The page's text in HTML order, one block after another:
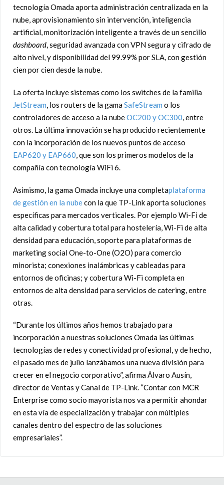
tecnología Omada aporta administración centralizada en la
nube, aprovisionamiento sin intervención, inteligencia
artificial, monitorización inteligente a través de un sencillo
dashboard, seguridad avanzada con VPN segura y cifrado de
alto nivel, y disponibilidad del 99.99% por SLA, con gestión
cien por cien desde la nube.
La oferta incluye sistemas como los switches de la familia
JetStream, los routers de la gamaSafeStream o los
controladores de acceso a la nubeOC200 y OC300, entre
otros. La última innovación se ha producido recientemente
con la incorporación de los nuevos puntos de acceso
EAP620 y EAP660, que son los primeros modelos de la
compañía con tecnología WiFi 6.
Asimismo, la gama Omada incluye una completaplataforma
de gestión en la nubecon la que TP-Link aporta soluciones
específicas para mercados verticales. Por ejemplo Wi-Fi de
alta calidad y cobertura total para hostelería, Wi-Fi de alta
densidad para educación, soporte para plataformas de
marketing social One-to-One (O2O) para comercio
minorista; conexiones inalámbricas y cableadas para
entornos de oficinas; y cobertura Wi-Fi completa en
entornos de alta densidad para servicios de catering, entre
otras.
“Durante los últimos años hemos trabajado para
incorporación a nuestras soluciones Omada las últimas
tecnologías de redes y conectividad profesional, y de hecho,
el pasado mes de julio lanzábamos una nueva división para
crecer en el negocio corporativo”, afirma Álvaro Ausín,
director de Ventas y Canal de TP-Link. “Contar con MCR
Enterprise como socio mayorista nos va a permitir ahondar
en esta vía de especialización y trabajar con múltiples
canales dentro del espectro de las soluciones
empresariales”.